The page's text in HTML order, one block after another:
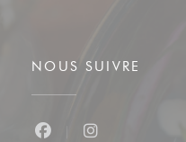
NOUS SUIVRE